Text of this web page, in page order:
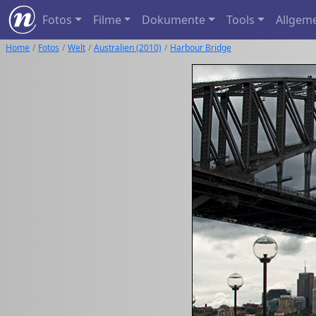
Fotos Filme Dokumente Tools
Home Fotos Welt Australien (2010) Harbour Bridge